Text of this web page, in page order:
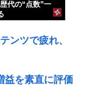
代の“点数”一
ンツで疲れ、
益を素直に評価